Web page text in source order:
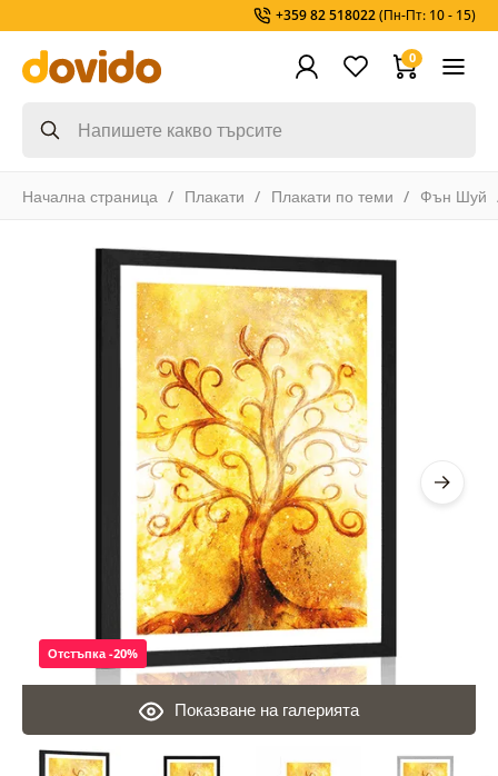
+359 82 518022(Пн-Пт: 10 - 15)
0
Начална страница Плакати Плакати по теми Фън Шуй
Показване на галерията
Отстъпка -20%